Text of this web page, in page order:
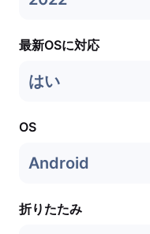
最新OSに対応
はい
OS
Android
折りたたみ